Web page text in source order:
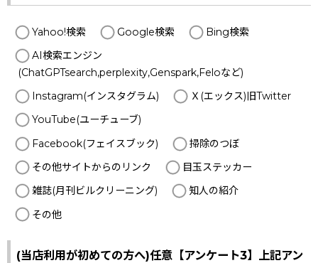
Yahoo!検索 Google検索
Bing検索
AI検索エンジン
(ChatGPTsearch,perplexity,Genspark,Feloなど)
Instagram(インスタグラム)
Ｘ(エックス)旧Twitter
YouTube(ユーチューブ)
Facebook(フェイスブック)
掃除のつぼ
その他サイトからのリンク
目玉ステッカー
雑誌(月刊ビルクリーニング)
知人の紹介
その他
(当店利用が初めての方へ)任意【アンケート3】上記アン